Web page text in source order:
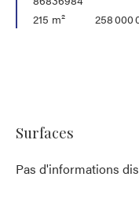
215 m² 258 000
Surfaces
Pas d'informations